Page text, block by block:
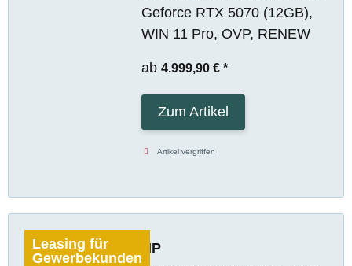
Geforce RTX 5070 (12GB),
WIN 11 Pro, OVP, RENEW
ab 4.999,90 € *
Zum Artikel
Artikel vergriffen
Leasing für
Gewerbekunden
HP